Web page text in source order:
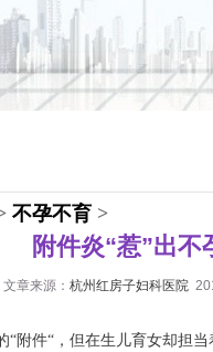
不孕不育 >
附件炎“惹”出不
文章来源： 杭州红房子妇科医院
附件“，但在生儿育女却担